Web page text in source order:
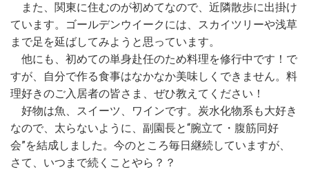
また、関東に住むのが初めてなので、近隣散歩に出掛け
ています。ゴールデンウイークには、スカイツリーや浅草
まで足を延ばしてみようと思っています。
他にも、初めての単身赴任のため料理を修行中です！で
すが、自分で作る食事はなかなか美味しくできません。料
理好きのご入居者の皆さま、ぜひ教えてください！
好物は魚、スイーツ、ワインです。炭水化物系も大好き
なので、太らないように、副園長と“腕立て・腹筋同好
会”を結成しました。今のところ毎日継続していますが、
さて、いつまで続くことやら？？